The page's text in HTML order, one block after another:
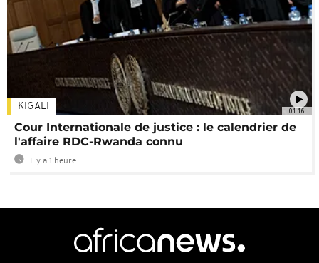
01:16
KIGALI
Cour Internationale de justice : le calendrier de
l'affaire RDC-Rwanda connu
Il y a 1 heure